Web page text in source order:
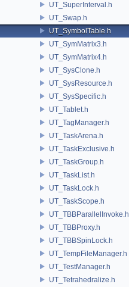
UT_SuperInterval.h
UT_Swap.h
UT_SymbolTable.h
UT_SymMatrix3.h
UT_SymMatrix4.h
UT_SysClone.h
UT_SysResource.h
UT_SysSpecific.h
UT_Tablet.h
UT_TagManager.h
UT_TaskArena.h
UT_TaskExclusive.h
UT_TaskGroup.h
UT_TaskList.h
UT_TaskLock.h
UT_TaskScope.h
UT_TBBParallelInvoke.h
UT_TBBProxy.h
UT_TBBSpinLock.h
UT_TempFileManager.h
UT_TestManager.h
UT_Tetrahedralize.h